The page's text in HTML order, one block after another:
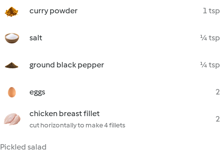
curry powder 1 tsp
salt ¼ tsp
ground black pepper ¼ tsp
eggs 2
chicken breast fillet
cut horizontally to make 4 fillets
2
Pickled salad